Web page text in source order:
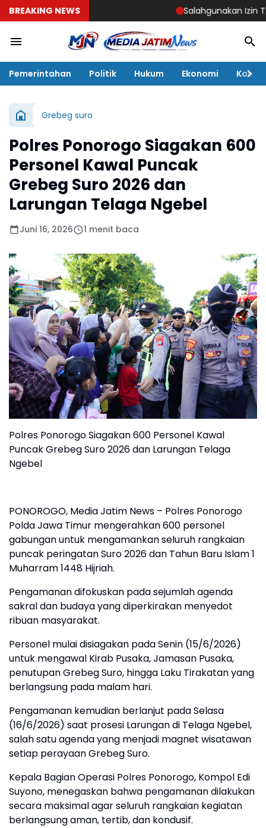
BREAKING NEWS Salahgunakan Izin
Pemerintahan Politik Hukum Ekonomi Kabar
Grebeg suro
Polres Ponorogo Siagakan 600
Personel Kawal Puncak
Grebeg Suro 2026 dan
Larungan Telaga Ngebel
Juni 16, 2026 1 menit baca
Polres Ponorogo Siagakan 600 Personel Kawal
Puncak Grebeg Suro 2026 dan Larungan Telaga
Ngebel
PONOROGO, Media Jatim News – Polres Ponorogo
Polda Jawa Timur mengerahkan 600 personel
gabungan untuk mengamankan seluruh rangkaian
puncak peringatan Suro 2026 dan Tahun Baru Islam 1
Muharram 1448 Hijriah.
Pengamanan difokuskan pada sejumlah agenda
sakral dan budaya yang diperkirakan menyedot
ribuan masyarakat.
Personel mulai disiagakan pada Senin (15/6/2026)
untuk mengawal Kirab Pusaka, Jamasan Pusaka,
penutupan Grebeg Suro, hingga Laku Tirakatan yang
berlangsung pada malam hari.
Pengamanan kemudian berlanjut pada Selasa
(16/6/2026) saat prosesi Larungan di Telaga Ngebel,
salah satu agenda yang menjadi magnet wisatawan
setiap perayaan Grebeg Suro.
Kepala Bagian Operasi Polres Ponorogo, Kompol Edi
Suyono, menegaskan bahwa pengamanan dilakukan
secara maksimal agar seluruh rangkaian kegiatan
berlangsung aman, tertib, dan kondusif.